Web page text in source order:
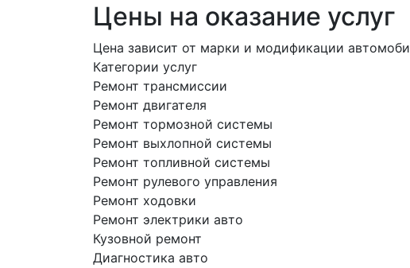
Цены на оказание услуг
Цена зависит от марки и модификации
Категории услуг
Ремонт трансмиссии
Ремонт двигателя
Ремонт тормозной системы
Ремонт выхлопной системы
Ремонт топливной системы
Ремонт рулевого управления
Ремонт ходовки
Ремонт электрики авто
Кузовной ремонт
Диагностика авто